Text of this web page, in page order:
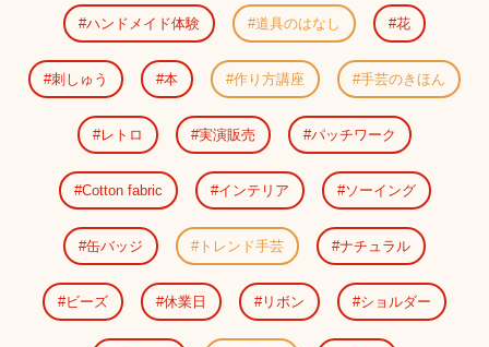
ハンドメイド体験 道具のはなし 花
刺しゅう 本 作り方講座 手芸のきほん
レトロ 実演販売 パッチワーク
Cotton fabric インテリア ソーイング
缶バッジ トレンド手芸 ナチュラル
ビーズ 休業日 リボン ショルダー